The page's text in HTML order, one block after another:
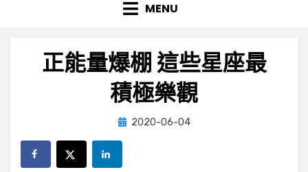
MENU
正能量爆棚 這些星座最
積極樂觀
by小編
Posted
2020-06-04